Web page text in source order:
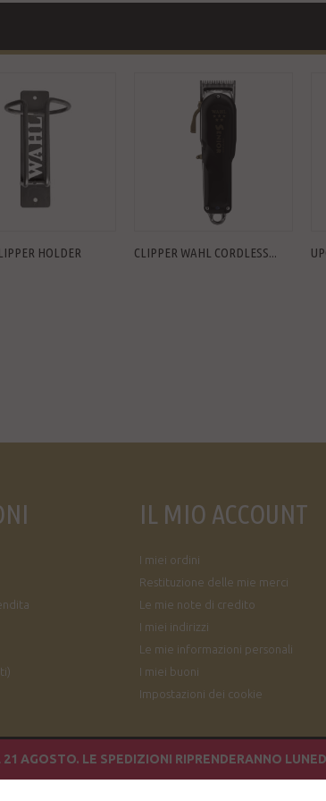
AGOSTO. LE SPEDIZIONI RIPRENDERANNO
HOLDER CLIPPER WAHL CORDLESS...
IL MIO ACCOUNT
I miei ordini
Restituzione delle mie merci
Le mie note di credito
I miei indirizzi
Le mie informazioni personali
I miei buoni
Impostazioni dei cookie